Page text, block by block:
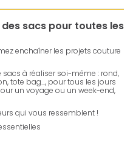
sacs pour toutes les
enchaîner les projets couture
à réaliser soi-même : rond,
tote bag..., pour tous les jours
un voyage ou un week-end,
qui vous ressemblent !